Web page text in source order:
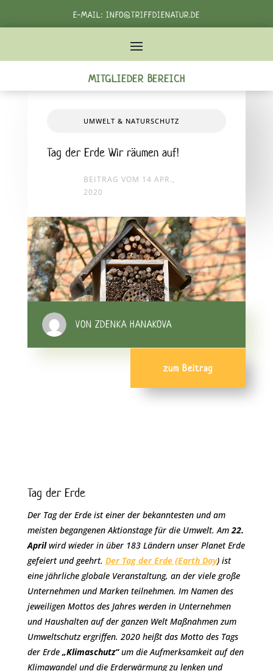
E-MAIL: INFO@TRIFFDIENATUR.DE
MITGLIEDER BEREICH
UMWELT & NATURSCHUTZ
Tag der Erde Wir räumen auf!
BEITRAG VOM 14 APR.,
2020
VON ZDENKA HANAKOVA
zum Beitrag
Tag der Erde
Der Tag der Erde ist einer der bekanntesten und am
meisten begangenen Aktionstage für die Umwelt. Am 22.
Aprilwird wieder in über 183 Ländern unser Planet Erde
gefeiert und geehrt. Der Tag der Erde (Earth Day) ist
eine jährliche globale Veranstaltung, an der viele große
Unternehmen und Marken teilnehmen. Im Namen des
jeweiligen Mottos des Jahres werden in Unternehmen
und Haushalten auf der ganzen Welt Maßnahmen zum
Umweltschutz ergriffen. 2020 heißt das Motto des Tags
der Erde „Klimaschutz“um die Aufmerksamkeit auf den
Klimawandel und die Erderwärmung zu lenken und